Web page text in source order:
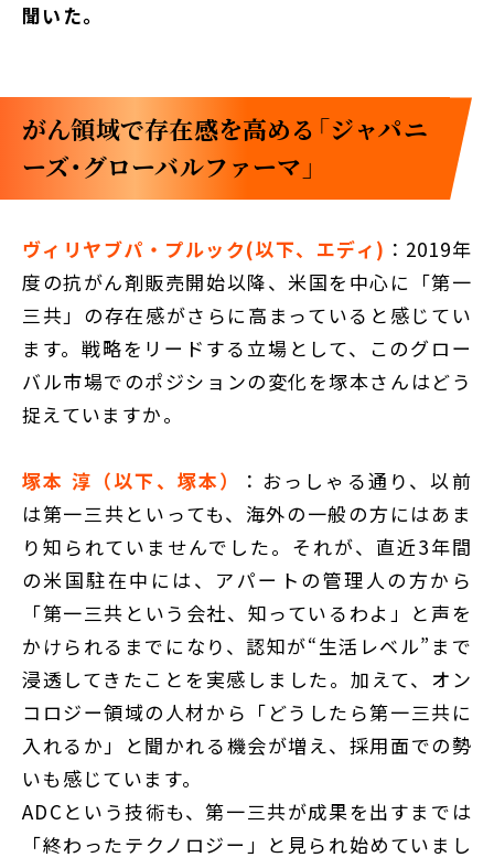
聞いた。
がん領域で存在感を高める「ジャパニ
ーズ・グローバルファーマ」
ヴィリヤブパ・プルック(以下、エディ) ：2019年
度の抗がん剤販売開始以降、米国を中心に「第一
三共」の存在感がさらに高まっていると感じてい
ます。戦略をリードする立場として、このグロー
バル市場でのポジションの変化を塚本さんはどう
捉えていますか。
塚本 淳（以下、塚本）
：おっしゃる通り、以前
は第一三共といっても、海外の一般の方にはあま
り知られていませんでした。それが、直近3年間
の米国駐在中には、アパートの管理人の方から
「第一三共という会社、知っているわよ」と声を
かけられるまでになり、認知が“生活レベル”まで
浸透してきたことを実感しました。加えて、オン
コロジー領域の人材から「どうしたら第一三共に
入れるか」と聞かれる機会が増え、採用面での勢
いも感じています。
ADCという技術も、第一三共が成果を出すまでは
「終わったテクノロジー」と見られ始めていまし